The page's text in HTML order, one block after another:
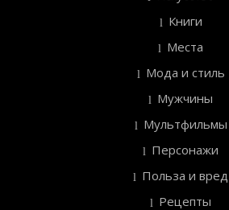
Книги
Места
Мода и стиль
Мужчины
Мультфильмы
Персонажи
Польза и вред
Рецепты